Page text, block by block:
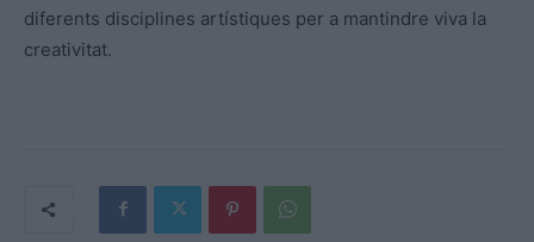
diferents disciplines artístiques per a mantindre viva la
creativitat.